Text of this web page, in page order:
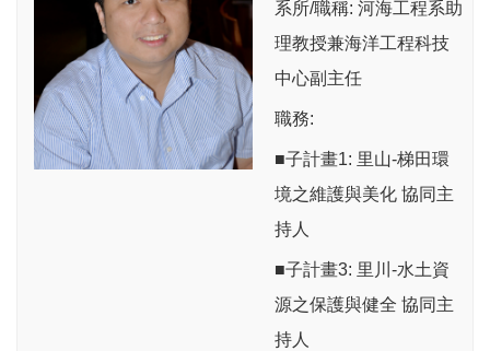
系所/職稱: 河海工程系助
理教授兼海洋工程科技
中心副主任
職務:
■子計畫1: 里山-梯田環
境之維護與美化 協同主
持人
■子計畫3: 里川-水土資
源之保護與健全 協同主
持人